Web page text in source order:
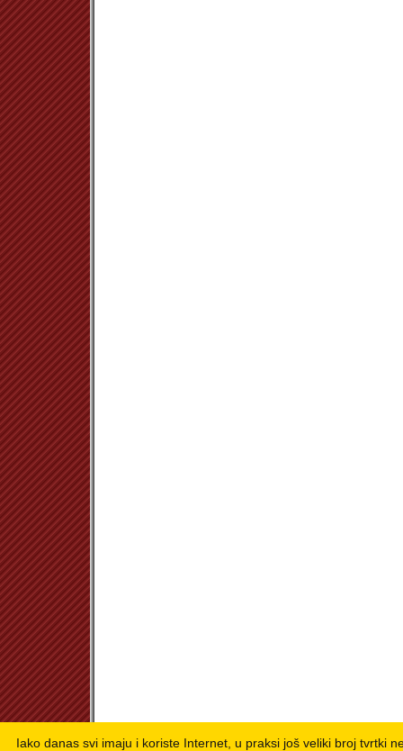
Iako danas svi imaju i koriste Internet, u praksi još veliki broj tvrtki